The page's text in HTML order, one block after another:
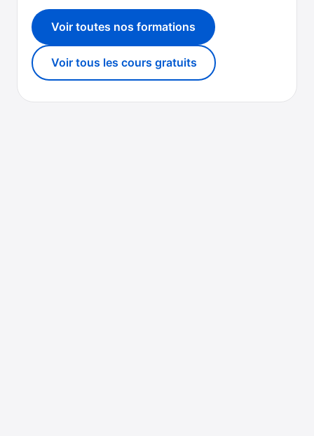
Voir toutes nos formations
Voir tous les cours gratuits